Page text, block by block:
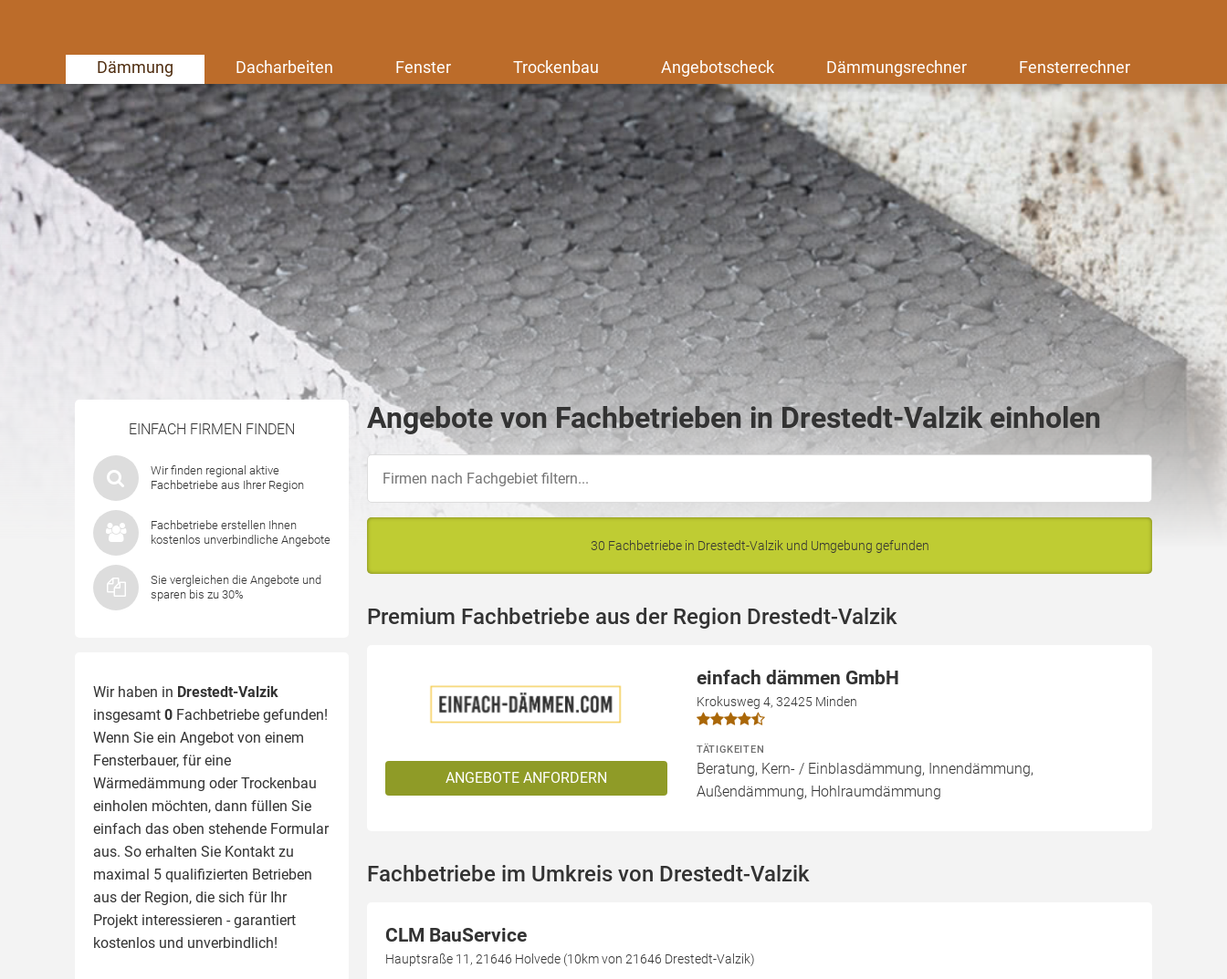
Dämmung Dacharbeiten Fenster Trockenbau Angebotscheck Dämmungsrechner Fensterrechner
EINFACH FIRMEN FINDEN
Wir finden regional aktive
Fachbetriebe aus Ihrer Region
Fachbetriebe erstellen Ihnen
kostenlos unverbindliche Angebote
Sie vergleichen die Angebote und
sparen bis zu 30%
Wir haben in Drestedt-Valzik
insgesamt 0 Fachbetriebe gefunden!
Wenn Sie ein Angebot von einem
Fensterbauer, für eine
Wärmedämmung oder Trockenbau
einholen möchten, dann füllen Sie
einfach das oben stehende Formular
aus. So erhalten Sie Kontakt zu
maximal 5 qualifizierten Betrieben
aus der Region, die sich für Ihr
Projekt interessieren - garantiert
kostenlos und unverbindlich!
Angebote von Fachbetrieben in Drestedt-Valzik einholen
30 Fachbetriebe in Drestedt-Valzik und Umgebung gefunden
Premium Fachbetriebe aus der Region Drestedt-Valzik
ANGEBOTE ANFORDERN
einfach dämmen GmbH
Krokusweg 4, 32425 Minden
TÄTIGKEITEN
Beratung, Kern- / Einblasdämmung, Innendämmung,
Außendämmung, Hohlraumdämmung
Fachbetriebe im Umkreis von Drestedt-Valzik
CLM BauService
Hauptsraße 11, 21646 Holvede (10km von 21646 Drestedt-Valzik)